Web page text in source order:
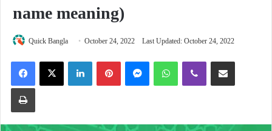
name meaning)
Quick Bangla October 24, 2022 Last Updated: October 24, 2022
FacebookX LinkedInPinterestMessengerWhatsAppViber Share via Email
Print